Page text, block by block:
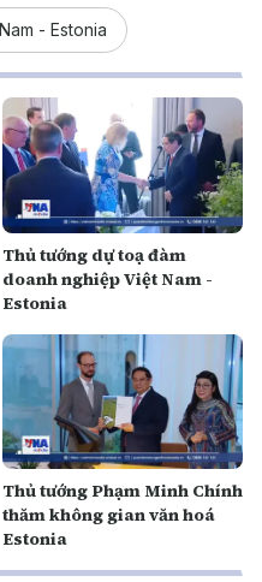
- Estonia
Thủ tướng dự toạ đàm
doanh nghiệp Việt Nam -
Estonia
Thủ tướng Phạm Minh Chính
thăm không gian văn hoá
Estonia